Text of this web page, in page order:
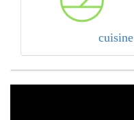
cuisine